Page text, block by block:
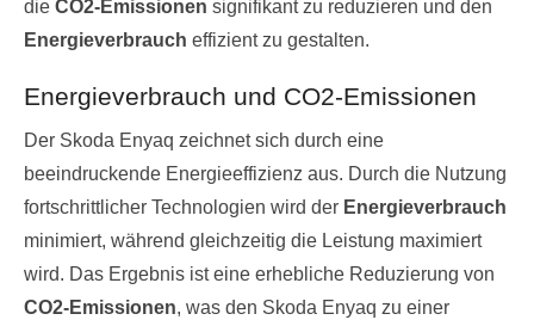
die CO2-Emissionen signifikant zu reduzieren und den
Energieverbrauch effizient zu gestalten.
Energieverbrauch und CO2-Emissionen
Der Skoda Enyaq zeichnet sich durch eine
beeindruckende Energieeffizienz aus. Durch die Nutzung
fortschrittlicher Technologien wird der Energieverbrauch
minimiert, während gleichzeitig die Leistung maximiert
wird. Das Ergebnis ist eine erhebliche Reduzierung von
CO2-Emissionen, was den Skoda Enyaq zu einer